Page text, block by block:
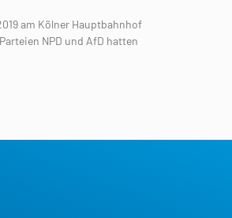
am Kölner Hauptbahnhof
NPD und AfD hatten